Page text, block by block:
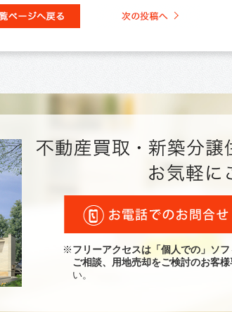
※フリーアクセスは「個人での」ソ
ご相談、用地売却をご検討のお客様
い。